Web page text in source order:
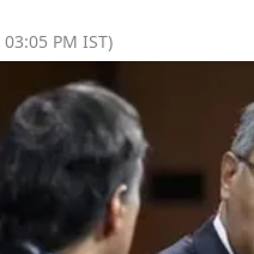
03:05 PM IST)